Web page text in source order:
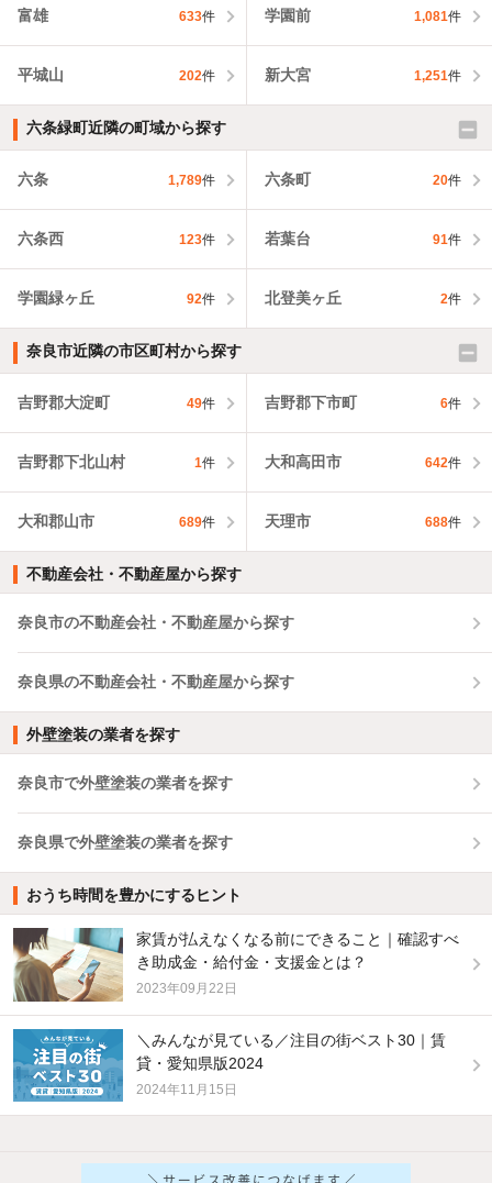
富雄 633件 学園前 1,081件
平城山 202件 新大宮 1,251件
六条緑町近隣の町域から探す
六条 1,789件 六条町 20件
六条西 123件 若葉台 91件
学園緑ヶ丘 92件 北登美ヶ丘 2件
奈良市近隣の市区町村から探す
吉野郡大淀町 49件 吉野郡下市町 6件
吉野郡下北山村 1件 大和高田市 642件
大和郡山市 689件 天理市 688件
不動産会社・不動産屋から探す
奈良市の不動産会社・不動産屋から探す
奈良県の不動産会社・不動産屋から探す
外壁塗装の業者を探す
奈良市で外壁塗装の業者を探す
奈良県で外壁塗装の業者を探す
おうち時間を豊かにするヒント
家賃が払えなくなる前にできること｜確認すべ
き助成金・給付金・支援金とは？
2023年09月22日
＼みんなが見ている／注目の街ベスト30｜賃
貸・愛知県版2024
2024年11月15日
他の人はこんな条件で絞り込んでいます！